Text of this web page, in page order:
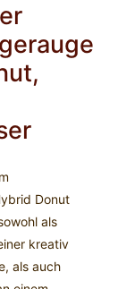
Donut
als
kreativ
als auch